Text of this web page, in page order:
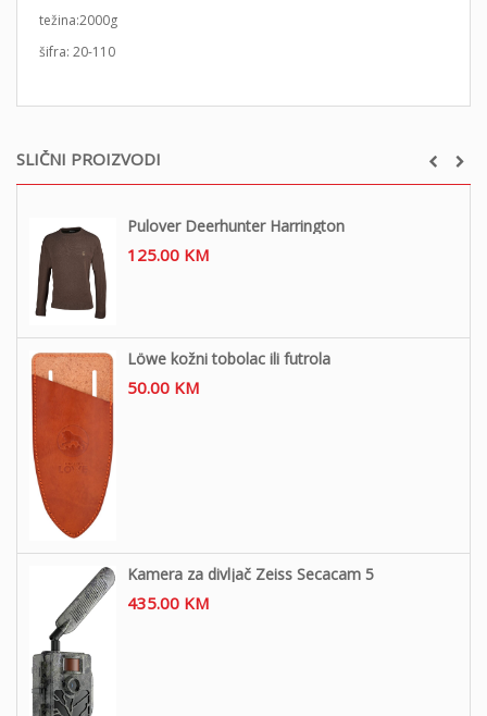
SLIČNI PROIZVODI
Pulover Deerhunter Harrington
125.00 KM
Löwe kožni tobolac ili futrola
50.00 KM
Kamera za divljač Zeiss Secacam 5
435.00 KM
težina:2000g
šifra: 20-110